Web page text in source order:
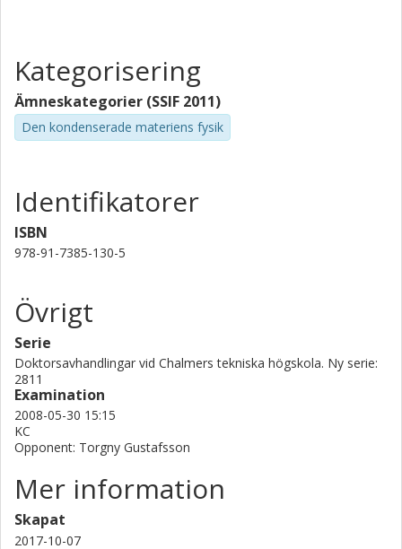
Kategorisering
Ämneskategorier (SSIF 2011)
Den kondenserade materiens fysik
Identifikatorer
ISBN
978-91-7385-130-5
Övrigt
Serie
Doktorsavhandlingar vid Chalmers tekniska högskola. Ny serie:
2811
Examination
2008-05-30 15:15
KC
Opponent: Torgny Gustafsson
Mer information
Skapat
2017-10-07